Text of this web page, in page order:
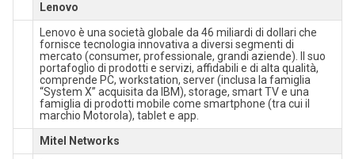
Lenovo
Lenovo è una società globale da 46 miliardi di dollari che
fornisce tecnologia innovativa a diversi segmenti di
mercato (consumer, professionale, grandi aziende). Il suo
portafoglio di prodotti e servizi, affidabili e di alta qualità,
comprende PC, workstation, server (inclusa la famiglia
“System X” acquisita da IBM), storage, smart TV e una
famiglia di prodotti mobile come smartphone (tra cui il
marchio Motorola), tablet e app.
Mitel Networks